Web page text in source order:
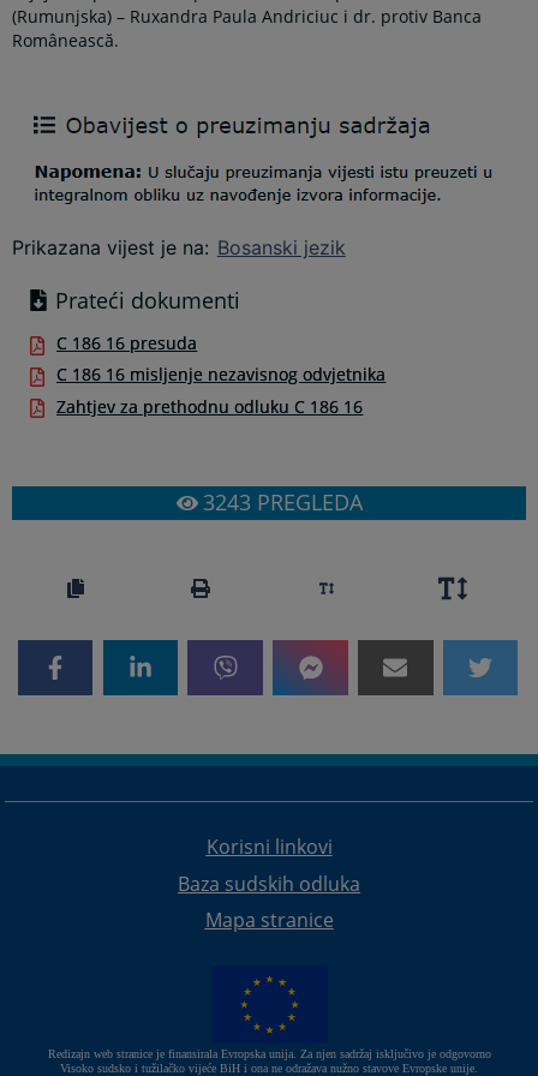
(Rumunjska) – Ruxandra Paula Andriciuc i dr. protiv Banca
Românească.
Prikazana vijest je na: Bosanski jezik
Prateći dokumenti
C 186 16 presuda
C 186 16 misljenje nezavisnog odvjetnika
Zahtjev za prethodnu odluku C 186 16
3243PREGLEDA
Korisni linkovi
Baza sudskih odluka
Mapa stranice
Redizajn web stranice je finansirala Evropska unija. Za njen sadržaj isključivo je odgovorno
Visoko sudsko i tužilačko vijeće BiH i ona ne odražava nužno stavove Evropske unije.